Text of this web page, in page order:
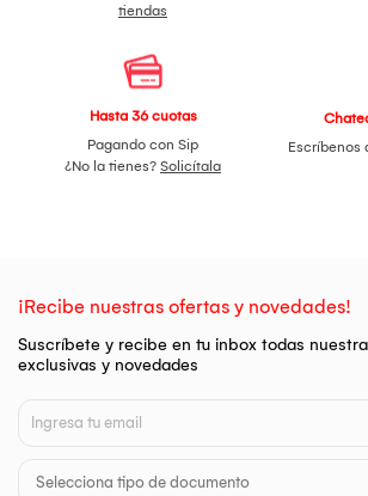
tiendas
Hasta 36 cuotas
Pagando con Sip
¿No la tienes? Solicítala
Escríbenos
¡Recibe nuestras ofertas y novedades!
Suscríbete y recibe en tu inbox todas
exclusivas y novedades